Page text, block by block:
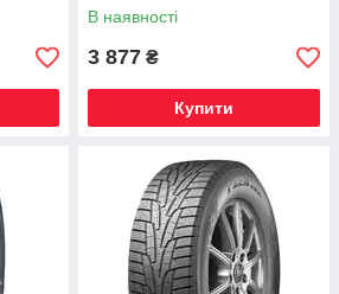
В наявності
3 877 ₴
Купити